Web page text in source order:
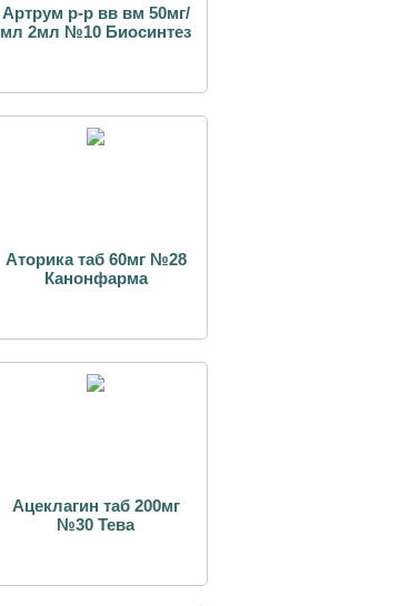
Артрум р-р вв вм 50мг/
мл 2мл №10 Биосинтез
Аторика таб 60мг №28
Канонфарма
Ацеклагин таб 200мг
№30 Тева